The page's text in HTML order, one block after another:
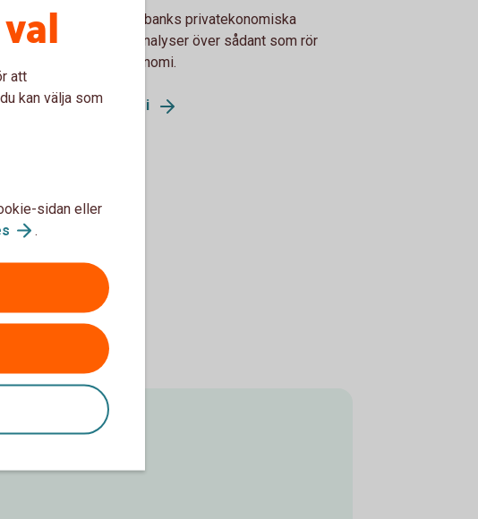
Här finns Swedbanks privatekonomiska
rapporter och analyser över sådant som rör
hushållens ekonomi.
Privatekonomi
i
att
kan välja som
sidan eller
.